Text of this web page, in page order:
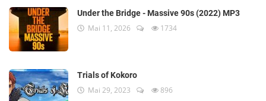
Under the Bridge - Massive 90s (2022) MP3
Mai 11, 2026 1734
Trials of Kokoro
Mai 29, 2023 896